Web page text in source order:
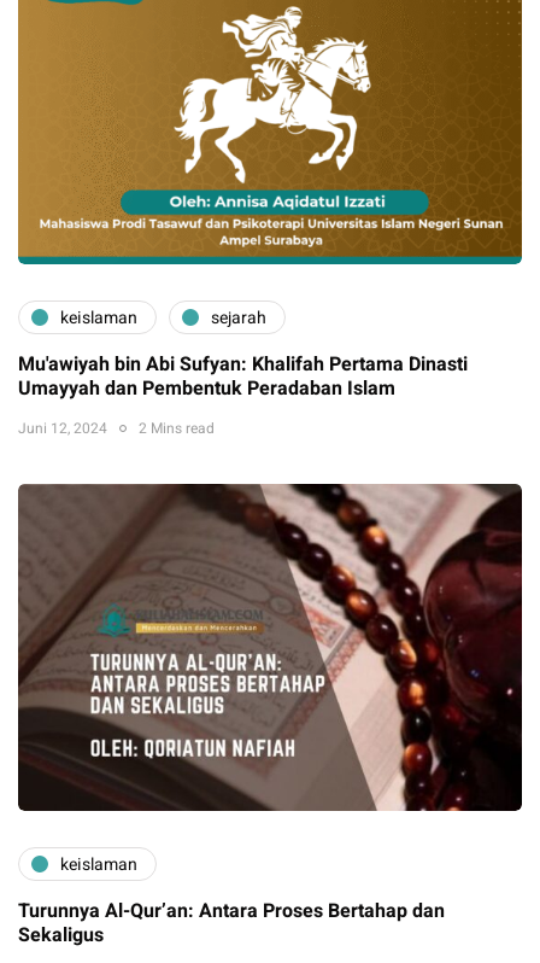
keislaman sejarah
Mu'awiyah bin Abi Sufyan: Khalifah Pertama Dinasti
Umayyah dan Pembentuk Peradaban Islam
Juni 12, 2024 2 Mins read
keislaman
Turunnya Al-Qur’an: Antara Proses Bertahap dan
Sekaligus